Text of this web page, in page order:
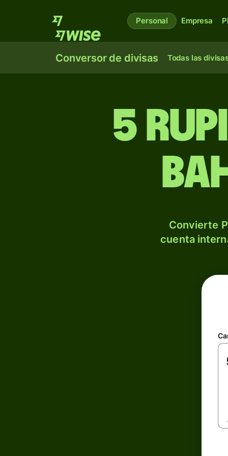
Personal Empresa
Conversor de divisas Todas las
5
Convierte
cuenta